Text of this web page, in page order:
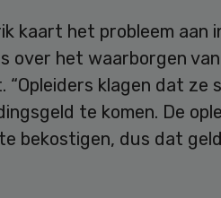
kaart het probleem aan
over het waarborgen
“Opleiders klagen dat ze
te komen. De
bekostigen, dus dat